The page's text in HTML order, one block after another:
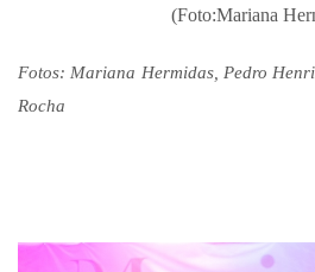
(Foto:Mariana
Fotos: Mariana Hermidas, Pedro
Rocha